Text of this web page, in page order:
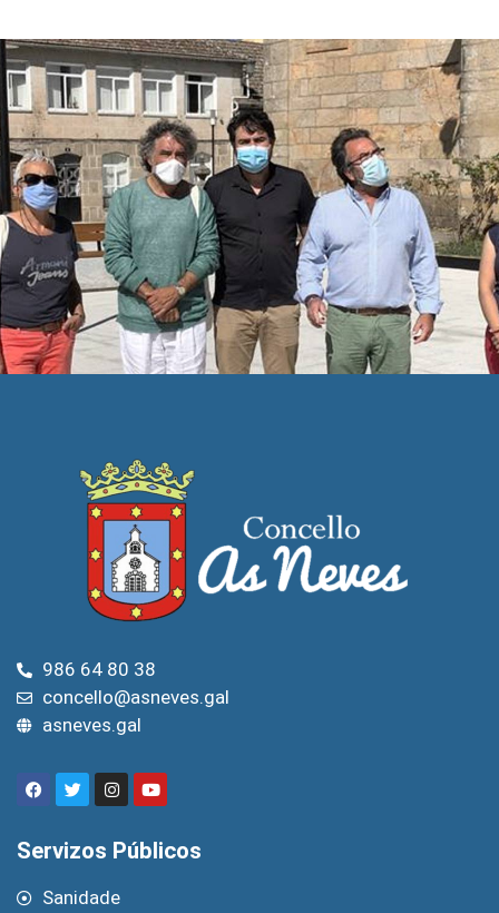
986 64 80 38
concello@asneves.gal
asneves.gal
Servizos Públicos
Sanidade